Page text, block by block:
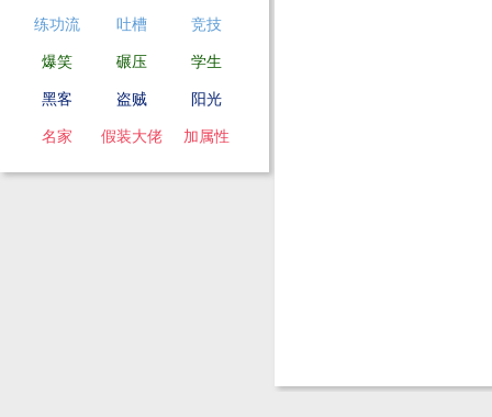
练功流 吐槽 竞技
爆笑 碾压 学生
黑客 盗贼 阳光
名家 假装大佬 加属性